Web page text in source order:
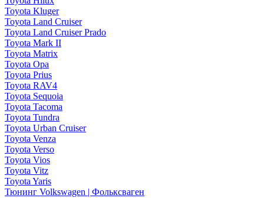
Toyota Kluger
Toyota Land Cruiser
Toyota Land Cruiser Prado
Toyota Mark II
Toyota Matrix
Toyota Opa
Toyota Prius
Toyota RAV4
Toyota Sequoia
Toyota Tacoma
Toyota Tundra
Toyota Urban Cruiser
Toyota Venza
Toyota Verso
Toyota Vios
Toyota Vitz
Toyota Yaris
Тюнинг Volkswagen | Фольксваген